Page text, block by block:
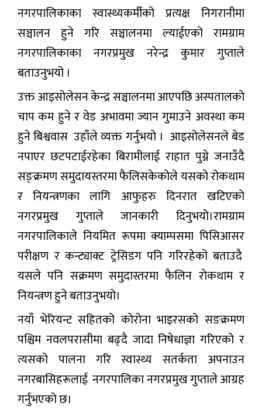
नगरपालिकाका स्वास्थ्यकर्मीको प्रत्यक्ष निगरानीमा
सञ्चालन हुने गरि सञ्चालनमा ल्याईएको रामग्राम
नगरपालिकाका नगरप्रमुख नरेन्द्र कुमार गुप्ताले
बताउनुभयो ।
उक्त आइसोलेसन केन्द्र सञ्चालनमा आएपछि अस्पतालको
चाप कम हुने र वेड अभावमा ज्यान गुमाउने अवस्था कम
हुने बिश्ववास उहाँले व्यक्त गर्नुभयो । आइसोलेसनले बेड
नपाएर छटपटाईरहेका बिरामीलाई राहात पुग्ने जनाउँदै
सङ्क्रमण समुदायस्तरमा फैलिसकेकोले यसको रोकथाम
र नियन्त्रणका लागि आफुहरु दिनरात खटिएको
नगरप्रमुख गुप्ताले जानकारी दिनुभयो।रामग्राम
नगरपालिकाले नियमित रूपमा क्याम्पसमा पिसिआसर
परीक्षण र कन्ट्याक्ट ट्रेसिडग पनि गरिरहेकाे बताउदै
यसले पनि सक्रमण समुदास्तरमा फैलिन राेकथाम र
नियन्त्रण हुने बताउनुभयो।
नयाँ भेरियन्ट सहितको कोरोना भाइरसको सङक्रमण
पश्चिम नवलपरासीमा बढ्दै जादा निषेधाज्ञा गरिएको र
त्यसको पालना गरि स्वास्थ्य सतर्कता अपनाउन
नगरबासिहरूलाई नगरपालिका नगरप्रमुख गुप्ताले आग्रह
गर्नुभएको छ।